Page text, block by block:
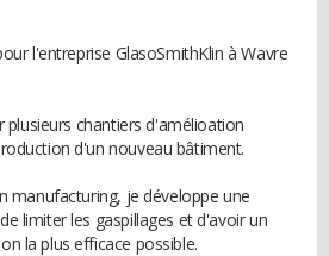
l'entreprise GlasoSmithKlin à Wavre
plusieurs chantiers d'amélioation
d'un nouveau bâtiment.
manufacturing, je développe une
limiter les gaspillages et d'avoir un
la plus efficace possible.